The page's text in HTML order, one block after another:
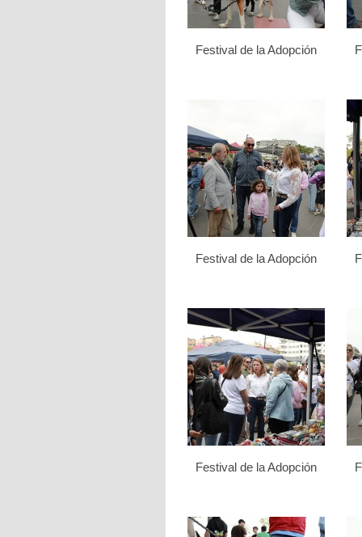
Festival de la Adopción
Festival de la Adopción
Festival de la Adopción